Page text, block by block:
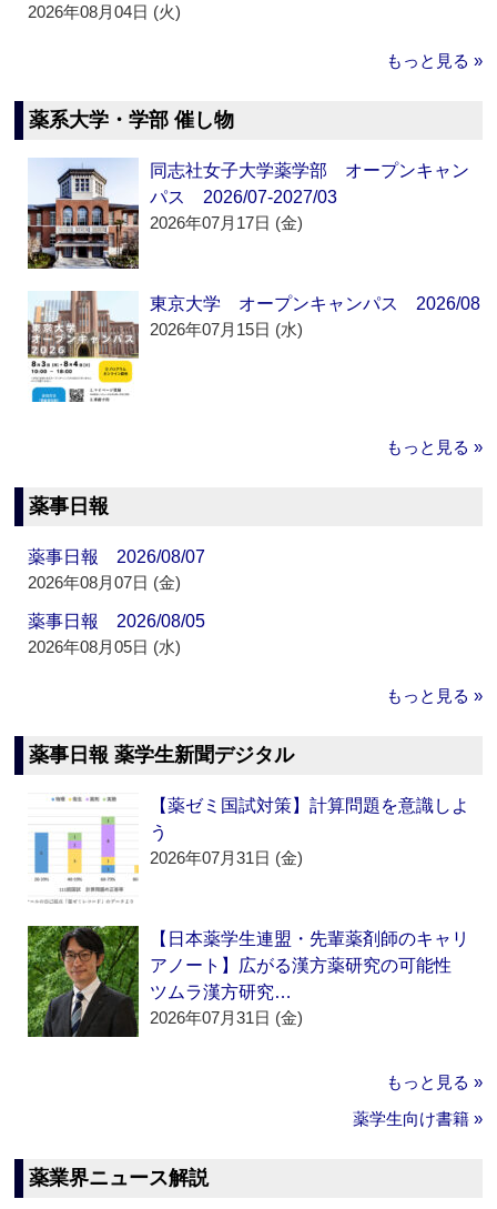
2026年08月04日 (火)
もっと見る »
薬系大学・学部 催し物
同志社女子大学薬学部 オープンキャン
パス 2026/07-2027/03
2026年07月17日 (金)
東京大学 オープンキャンパス 2026/08
2026年07月15日 (水)
もっと見る »
薬事日報
薬事日報 2026/08/07
2026年08月07日 (金)
薬事日報 2026/08/05
2026年08月05日 (水)
もっと見る »
薬事日報 薬学生新聞デジタル
【薬ゼミ国試対策】計算問題を意識しよ
う
2026年07月31日 (金)
【日本薬学生連盟・先輩薬剤師のキャリ
アノート】広がる漢方薬研究の可能性
ツムラ漢方研究…
2026年07月31日 (金)
もっと見る »
薬学生向け書籍 »
薬業界ニュース解説